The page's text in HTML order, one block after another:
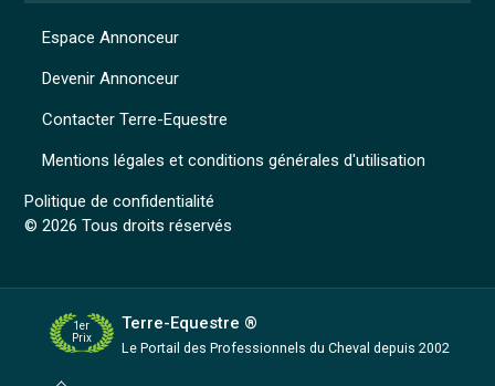
Mentions légales et conditions générales d'utilisation
Politique de confidentialité
© 2026 Tous droits réservés
Espace Annonceur
Devenir Annonceur
Contacter Terre-Equestre
1er
Prix
Terre-Equestre ®
Le Portail des Professionnels du Cheval depuis 2002